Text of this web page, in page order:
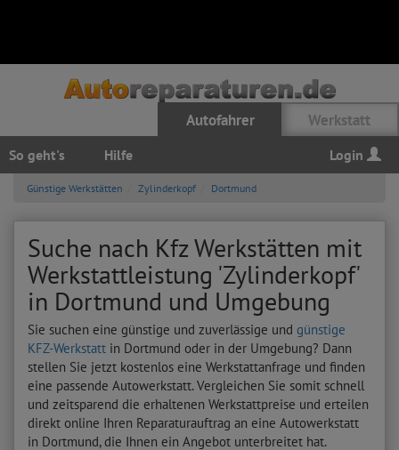
Autofahrer Werkstatt
So geht's Hilfe Login
Günstige Werkstätten Zylinderkopf Dortmund
Suche nach Kfz Werkstätten mit
Werkstattleistung 'Zylinderkopf'
in Dortmund und Umgebung
Sie suchen eine günstige und zuverlässige und günstige
KFZ-Werkstatt in Dortmund oder in der Umgebung? Dann
stellen Sie jetzt kostenlos eine Werkstattanfrage und finden
eine passende Autowerkstatt. Vergleichen Sie somit schnell
und zeitsparend die erhaltenen Werkstattpreise und erteilen
direkt online Ihren Reparaturauftrag an eine Autowerkstatt
in Dortmund, die Ihnen ein Angebot unterbreitet hat.